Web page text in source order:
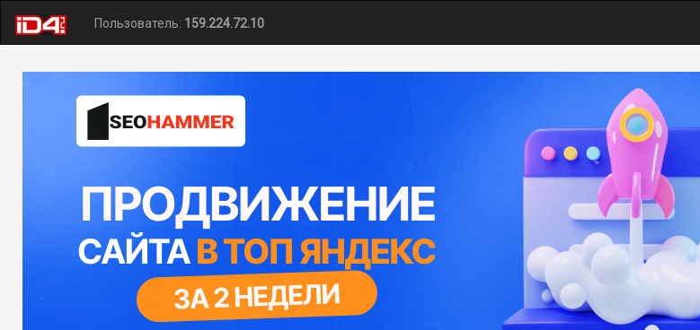
Пользователь: 159.224.72.10